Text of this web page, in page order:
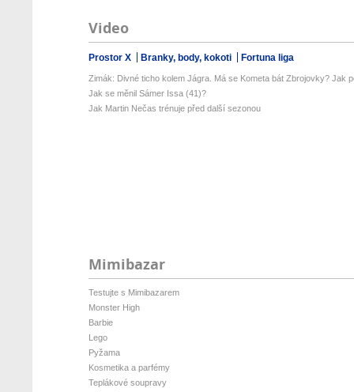
Video
Prostor X Branky, body, kokoti Fortuna liga
Zimák: Divné ticho kolem Jágra. Má se Kometa bát Zbrojovky? Jak
Jak se měnil Sámer Issa (41)?
Jak Martin Nečas trénuje před další sezonou
Mimibazar
Testujte s Mimibazarem
Monster High
Barbie
Lego
Pyžama
Kosmetika a parfémy
Teplákové soupravy